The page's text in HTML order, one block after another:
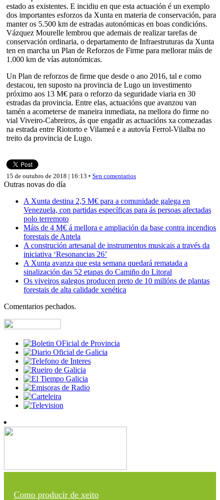
estado as existentes. E incidiu en que esta actuación é un exemplo
dos importantes esforzos da Xunta en materia de conservación, para
manter os 5.500 km de estradas autonómicas en boas condicións.
Vázquez Mourelle lembrou que ademais de realizar tarefas de
conservación ordinaria, o departamento de Infraestruturas da Xunta
ten en marcha un Plan de Reforzos de Firme para mellorar máis de
1.000 km de vías autonómicas.
Un Plan de reforzos de firme que desde o ano 2016, tal e como
destacou, ten suposto na provincia de Lugo un investimento
próximo aos 13 M€ para o reforzo da seguridade viaria en 30
estradas da provincia. Entre elas, actuacións que avanzou van
tamén a acometerse de maneira inmediata, na mellora do firme no
vial Viveiro-Cabreiros, ás que engadir as actuacións xa comezadas
na estrada entre Riotorto e Vilameá e a autovía Ferrol-Vilalba no
treito da provincia de Lugo.
15 de outubro de 2018 | 16:13 • Sen comentarios
Outras novas do día
A Xunta destina 2,5 M€ para a comunidade galega en
Venezuela, con partidas específicas para ás persoas afectadas
polo terremoto
Máis de 4 M€ á mellora e ampliación da base contra incendios
forestais de Antela
A construción artesanal de instrumentos musicais a través da
iniciativa ‘Resonancias 26’
A Xunta avanza que esta semana quedará rematada a
sinalización das 52 etapas do Camiño do Litoral
Os viveiros galegos producen preto de 10 millóns de plantas
forestais de alta calidade xenética
Comentarios pechados.
Como producir de xeito